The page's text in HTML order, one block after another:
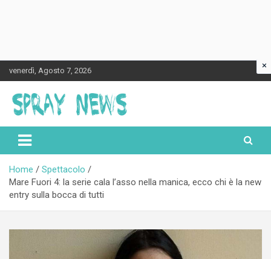
to
content
venerdì, Agosto 7, 2026
Spraynews.it
Home
Spettacolo
Mare Fuori 4: la serie cala l’asso nella manica, ecco chi è la new
entry sulla bocca di tutti
×